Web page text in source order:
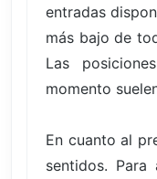
entradas
más bajo de
Las
momento
En cuanto al
sentidos. Para